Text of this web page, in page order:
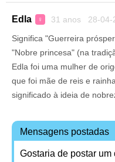
Edla ♀ 31 anos 28-04-
Significa "Guerreira
"Nobre princesa" (na
Edla foi uma mulher de
que foi mãe de reis e
significado à ideia de
Mensagens postadas
Gostaria de postar